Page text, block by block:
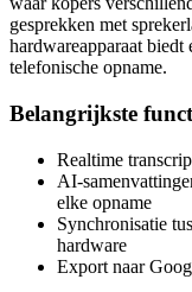
gesprekken met
hardwareapparaat biedt
telefonische opname.
Belangrijkste
Realtime
AI-
elke opname
Synchronisatie
hardware
Export naar